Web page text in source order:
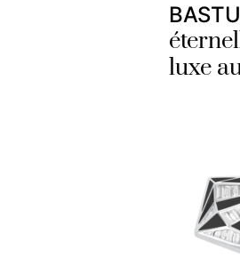
luxe